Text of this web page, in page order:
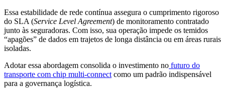
Essa estabilidade de rede contínua assegura o cumprimento rigoroso
do SLA (Service Level Agreement) de monitoramento contratado
junto às seguradoras. Com isso, sua operação impede os temidos
“apagões” de dados em trajetos de longa distância ou em áreas rurais
isoladas.
Adotar essa abordagem consolida o investimento no futuro do
transporte com chip multi-connect como um padrão indispensável
para a governança logística.